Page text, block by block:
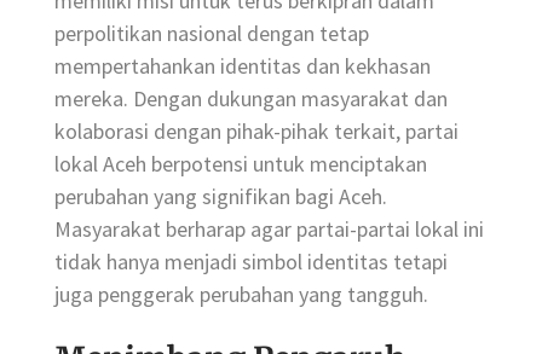
perpolitikan nasional dengan tetap
mempertahankan identitas dan kekhasan
mereka. Dengan dukungan masyarakat dan
kolaborasi dengan pihak-pihak terkait, partai
lokal Aceh berpotensi untuk menciptakan
perubahan yang signifikan bagi Aceh.
Masyarakat berharap agar partai-partai lokal ini
tidak hanya menjadi simbol identitas tetapi
juga penggerak perubahan yang tangguh.